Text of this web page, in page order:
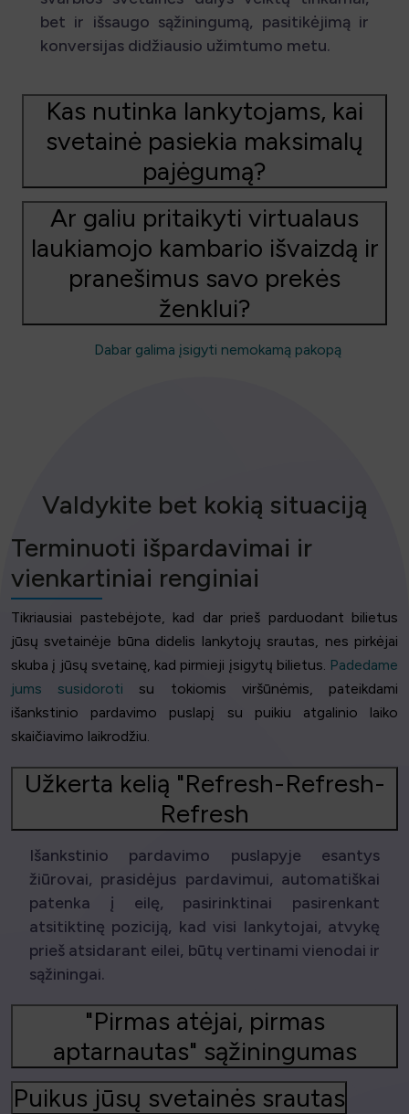
bet ir išsaugo sąžiningumą, pasitikėjimą ir
konversijas didžiausio užimtumo metu.
Kas nutinka lankytojams, kai
svetainė pasiekia maksimalų
pajėgumą?
Ar galiu pritaikyti virtualaus
laukiamojo kambario išvaizdą ir
pranešimus savo prekės
ženklui?
Dabar galima įsigyti nemokamą pakopą
Valdykite bet kokią situaciją
Terminuoti išpardavimai ir
vienkartiniai renginiai
Tikriausiai pastebėjote, kad dar prieš parduodant bilietus
jūsų svetainėje būna didelis lankytojų srautas, nes pirkėjai
skuba į jūsų svetainę, kad pirmieji įsigytų bilietus. Padedame
jums susidoroti su tokiomis viršūnėmis, pateikdami
išankstinio pardavimo puslapį su puikiu atgalinio laiko
skaičiavimo laikrodžiu.
Užkerta kelią "Refresh-Refresh-
Refresh
Išankstinio pardavimo puslapyje esantys
žiūrovai, prasidėjus pardavimui, automatiškai
patenka į eilę, pasirinktinai pasirenkant
atsitiktinę poziciją, kad visi lankytojai, atvykę
prieš atsidarant eilei, būtų vertinami vienodai ir
sąžiningai.
"Pirmas atėjai, pirmas
aptarnautas" sąžiningumas
Puikus jūsų svetainės srautas